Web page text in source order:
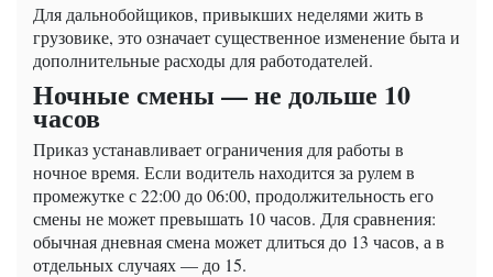
Для дальнобойщиков, привыкших неделями жить в
грузовике, это означает существенное изменение быта и
дополнительные расходы для работодателей.
Ночные смены — не дольше 10
часов
Приказ устанавливает ограничения для работы в
ночное время. Если водитель находится за рулем в
промежутке с 22:00 до 06:00, продолжительность его
смены не может превышать 10 часов. Для сравнения:
обычная дневная смена может длиться до 13 часов, а в
отдельных случаях — до 15.